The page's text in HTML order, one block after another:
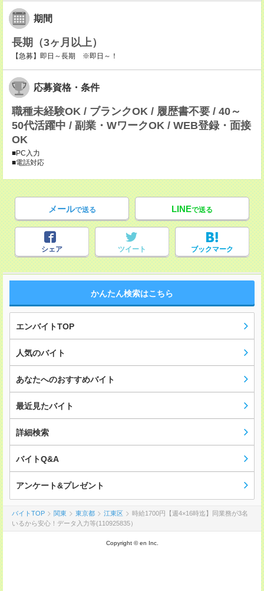
期間
長期（3ヶ月以上）
【急募】即日～長期 ※即日～！
応募資格・条件
職種未経験OK / ブランクOK / 履歴書不要 / 40～
50代活躍中 / 副業・WワークOK / WEB登録・面接
OK
■PC入力
■電話対応
メールで送る LINEで送る
シェア ツイート ブックマーク
かんたん検索はこちら
エンバイトTOP
人気のバイト
あなたへのおすすめバイト
最近見たバイト
詳細検索
バイトQ&A
アンケート&プレゼント
バイトTOP 関東 東京都 江東区
時給1700円【週4×16時迄】同業務が3名
いるから安心！データ入力等(110925835）
Copyright © en Inc.